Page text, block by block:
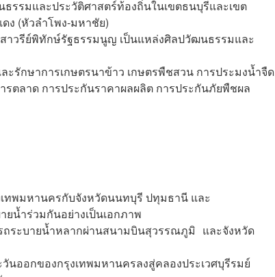
รมและประวัติศาสตร์ท้องถิ่นในเขตธนบุรีและเขต
ง (หัวลำโพง-มหาชัย)
าวรีย์พิทักษ์รัฐธรรมนูญ เป็นแหล่งศิลปวัฒนธรรมและ
รักษาการเกษตรนาข้าว เกษตรพืชสวน การประมงน้ำจืด
รตลาด การประกันราคาผลผลิต การประกันภัยพืชผล
ทพมหานครกับจังหวัดนนทบุรี ปทุมธานี และ
น้ำร่วมกันอย่างเป็นเอกภาพ
ถระบายน้ำหลากผ่านสนามบินสุวรรณภูมิ และจังหวัด
ออกของกรุงเทพมหานครลงสู่คลองประเวศบุรีรมย์